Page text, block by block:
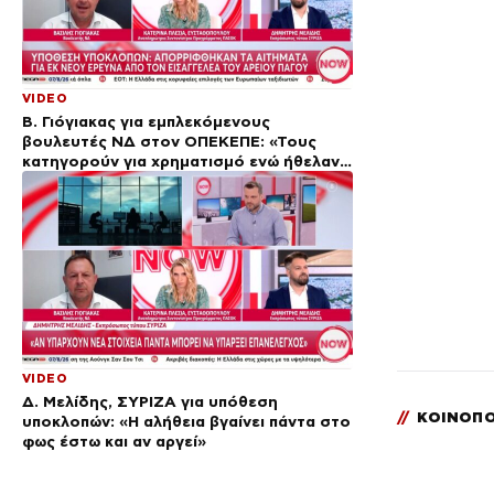
VIDEO
Β. Γιόγιακας για εμπλεκόμενους
βουλευτές ΝΔ στον ΟΠΕΚΕΠΕ: «Τους
κατηγορούν για χρηματισμό ενώ ήθελαν
να εξυπηρετήσουν συμπολίτες»
VIDEO
Δ. Μελίδης, ΣΥΡΙΖΑ για υπόθεση
υποκλοπών: «Η αλήθεια βγαίνει πάντα στο
φως έστω και αν αργεί»
//